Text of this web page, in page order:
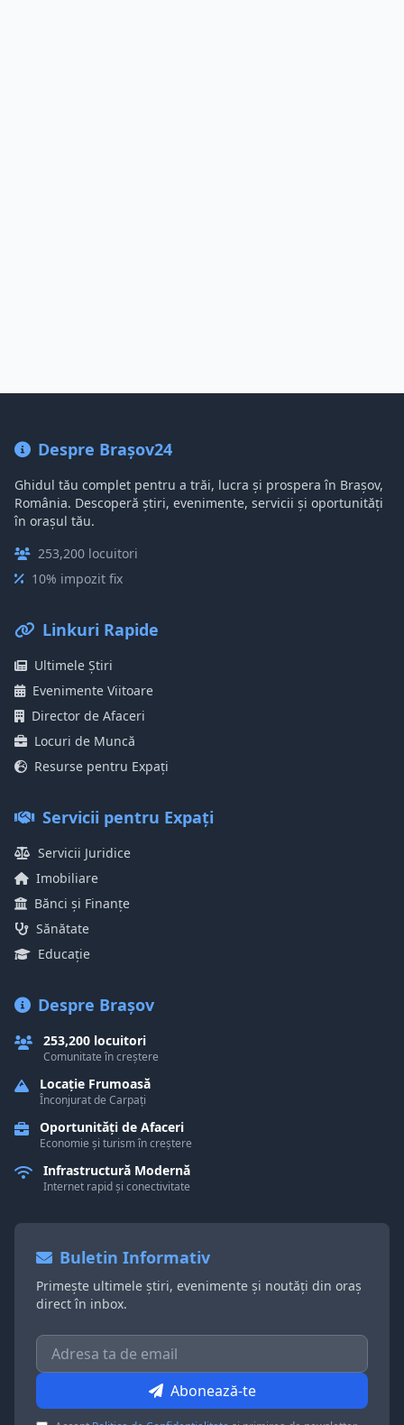
Despre Brașov24
Ghidul tău complet pentru a trăi, lucra și prospera în Brașov,
România. Descoperă știri, evenimente, servicii și oportunități
în orașul tău.
253,200 locuitori
10% impozit fix
Linkuri Rapide
Ultimele Știri
Evenimente Viitoare
Director de Afaceri
Locuri de Muncă
Resurse pentru Expați
Servicii pentru Expați
Servicii Juridice
Imobiliare
Bănci și Finanțe
Sănătate
Educație
Despre Brașov
253,200 locuitori
Comunitate în creștere
Locație Frumoasă
Înconjurat de Carpați
Oportunități de Afaceri
Economie și turism în creștere
Infrastructură Modernă
Internet rapid și conectivitate
Buletin Informativ
Primește ultimele știri, evenimente și noutăți din oraș
direct în inbox.
Abonează-te